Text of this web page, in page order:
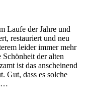
Laufe der Jahre und
restauriert und neu
leider immer mehr
Schönheit der alten
ist das anscheinend
Gut, dass es solche